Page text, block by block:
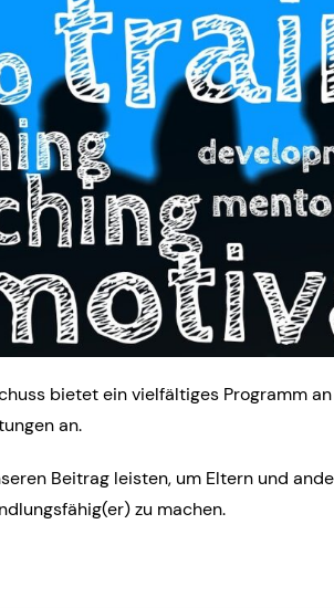
bietet ein vielfältiges Programm
an.
Beitrag leisten, um Eltern und
zu machen.